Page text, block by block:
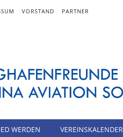
VORSTAND PARTNER
WERDEN VEREINSKALENDER